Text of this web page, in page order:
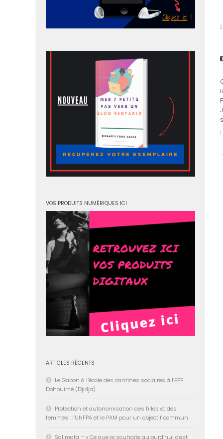
VOS PRODUITS NUMÉRIQUES ICI
ARTICLES RÉCENTS
Le Gabon à l’école des cantines scolaires à l’EPP
Dohouimè (Djidja)
Protection et autonomisation des filles et des
femmes : l’UNFPA et le PAM pour un objectif commun
Salimata – « Ce que je souhaite aujourd’hui c’est